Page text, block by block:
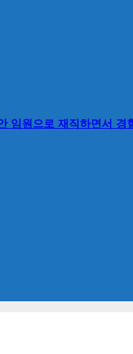
임원으로 재직하면서 경